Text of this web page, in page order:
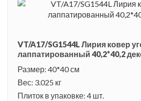
VT/A17/SG1544L Лирия ковер
лаппатированный 40,2*40,2
Размер: 40*40 см
Вес: 3.025 кг
Плиток в упаковке: 4 шт.